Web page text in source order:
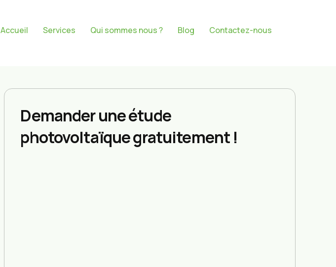
Accueil Services Qui sommes nous ? Blog Contactez-nous
Demander une étude
photovoltaïque gratuitement !